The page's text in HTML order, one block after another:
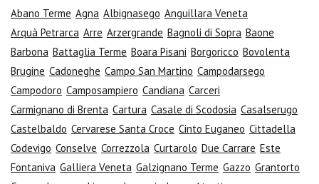
Abano Terme Agna Albignasego Anguillara Veneta
Arquà Petrarca Arre Arzergrande Bagnoli di Sopra Baone
Barbona Battaglia Terme Boara Pisani Borgoricco Bovolenta
Brugine Cadoneghe Campo San Martino Campodarsego
Campodoro Camposampiero Candiana Carceri
Carmignano di Brenta Cartura Casale di Scodosia Casalserugo
Castelbaldo Cervarese Santa Croce Cinto Euganeo Cittadella
Codevigo Conselve Correzzola Curtarolo Due Carrare Este
Fontaniva Galliera Veneta Galzignano Terme Gazzo Grantorto